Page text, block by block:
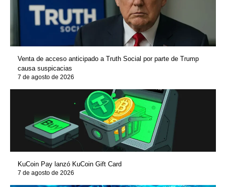
Venta de acceso anticipado a Truth Social por parte de Trump
causa suspicacias
7 de agosto de 2026
KuCoin Pay lanzó KuCoin Gift Card
7 de agosto de 2026